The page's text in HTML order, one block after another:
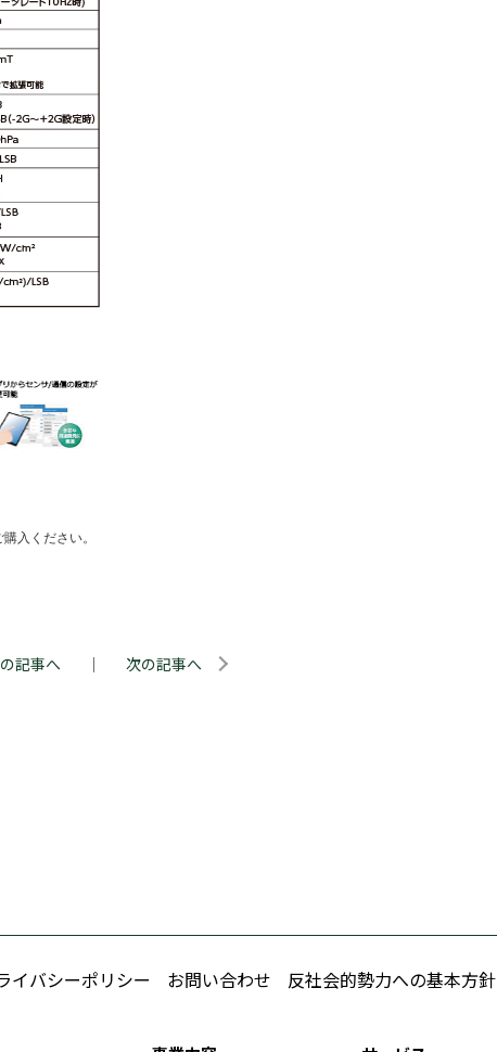
入ください。
記事へ ｜ 次の記事へ
イバシーポリシー お問い合わせ 反社会的勢力への基本方針